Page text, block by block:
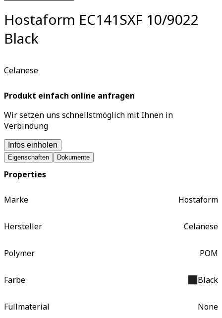
Hostaform EC141SXF 10/9022
Black
Celanese
Produkt einfach online anfragen
Wir setzen uns schnellstmöglich mit Ihnen in
Verbindung
Infos einholen
Eigenschaften Dokumente
Properties
Marke Hostaform
Hersteller Celanese
Polymer POM
Farbe Black
Füllmaterial None